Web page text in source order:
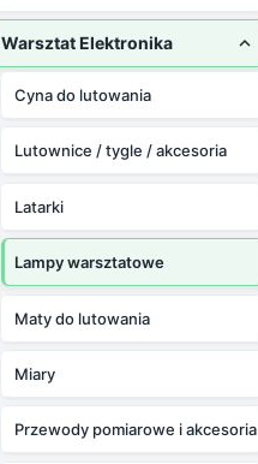
Warsztat Elektronika 
Cyna do lutowania
Lutownice / tygle / akcesoria
Latarki
Lampy warsztatowe
Maty do lutowania
Miary
Przewody pomiarowe i akcesoria